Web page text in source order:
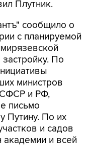
Плутник.
сообщило о
с планируемой
По
министров
и РФ,
письмо
Путину. По их
и садов
академии и всей